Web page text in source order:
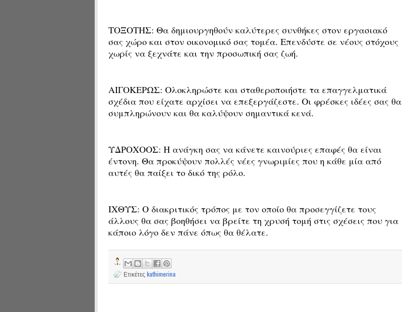
ΤΟΞΟΤΗΣ: Θα δημιουργηθούν καλύτερες συνθήκες στον εργασιακό
σας χώρο και στον οικονομικό σας τομέα. Επενδύστε σε νέους στόχους
χωρίς να ξεχνάτε και την προσωπική σας ζωή.
ΑΙΓΟΚΕΡΩΣ: Ολοκληρώστε και σταθεροποιήστε τα επαγγελματικά
σχέδια που είχατε αρχίσει να επεξεργάζεστε. Οι φρέσκες ιδέες σας θα
συμπληρώνουν και θα καλύψουν σημαντικά κενά.
ΥΔΡΟΧΟΟΣ: Η ανάγκη σας να κάνετε καινούριες επαφές θα είναι
έντονη. Θα προκύψουν πολλές νέες γνωριμίες που η κάθε μία από
αυτές θα παίξει το δικό της ρόλο.
ΙΧΘΥΣ: Ο διακριτικός τρόπος με τον οποίο θα προσεγγίζετε τους
άλλους θα σας βοηθήσει να βρείτε τη χρυσή τομή στις σχέσεις που για
κάποιο λόγο δεν πάνε όπως θα θέλατε.
Ετικέτες kathimerina